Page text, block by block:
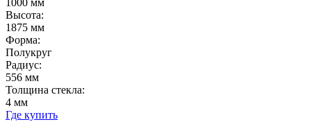
1000 мм
Высота:
1875 мм
Форма:
Полукруг
Радиус:
556 мм
Толщина стекла:
4 мм
Где купить